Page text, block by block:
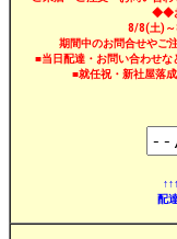
◆◆
8/8(土)～
期間中のお問合せやご
■当日配達・お問い合わせ
■就任祝・新社屋落
配